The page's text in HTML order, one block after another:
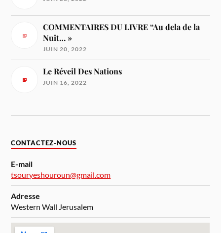
COMMENTAIRES DU LIVRE “Au dela de la
Nuit… »
JUIN 20, 2022
Le Réveil Des Nations
JUIN 16, 2022
CONTACTEZ-NOUS
E-mail
tsouryeshouroun@gmail.com
Adresse
Western Wall Jerusalem